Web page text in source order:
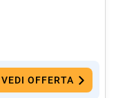
VEDI OFFERTA